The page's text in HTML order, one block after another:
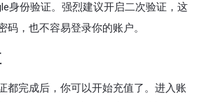
身份验证。强烈建议开启二次验证，这
码，也不容易登录你的账户。
都完成后，你可以开始充值了。进入账